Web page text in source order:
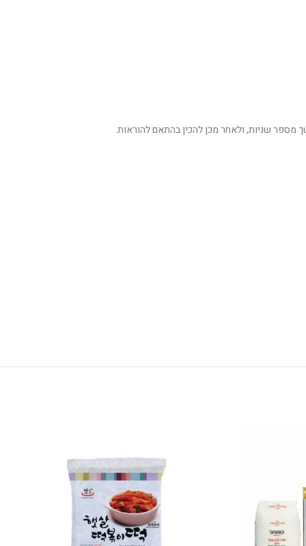
שניות, ולאחר מכן להכין בהתאם להוראות.